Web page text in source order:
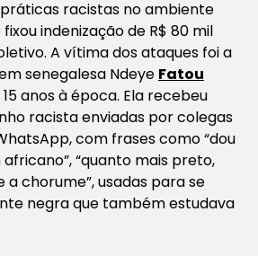
racistas no ambiente
indenização de R$ 80 mil
A vítima dos ataques foi a
senegalesa Ndeye Fatou
anos à época. Ela recebeu
racista enviadas por colegas
com frases como “dou
“quanto mais preto,
a chorume”, usadas para se
negra que também estudava